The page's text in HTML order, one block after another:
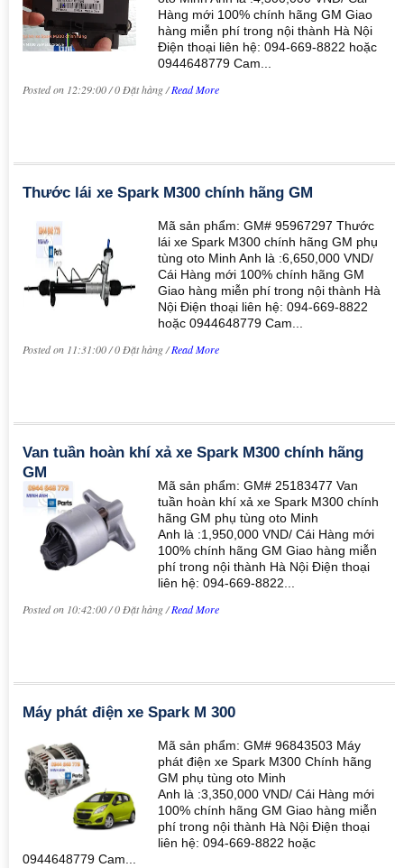
Hàng mới 100% chính hãng GM Giao
hàng miễn phí trong nội thành Hà Nội
Điện thoại liên hệ: 094-669-8822 hoặc
0944648779 Cam...
Posted on 12:29:00 / 0 Đặt hàng /Read More
Thước lái xe Spark M300 chính hãng GM
Mã sản phẩm: GM# 95967297 Thước
lái xe Spark M300 chính hãng GM phụ
tùng oto Minh Anh là :6,650,000 VND/
Cái Hàng mới 100% chính hãng GM
Giao hàng miễn phí trong nội thành Hà
Nội Điện thoại liên hệ: 094-669-8822
hoặc 0944648779 Cam...
Posted on 11:31:00 / 0 Đặt hàng /Read More
Van tuần hoàn khí xả xe Spark M300 chính hãng
GM
Mã sản phẩm: GM# 25183477 Van
tuần hoàn khí xả xe Spark M300 chính
hãng GM phụ tùng oto Minh
Anh là :1,950,000 VND/ Cái Hàng mới
100% chính hãng GM Giao hàng miễn
phí trong nội thành Hà Nội Điện thoại
liên hệ: 094-669-8822...
Posted on 10:42:00 / 0 Đặt hàng /Read More
Máy phát điện xe Spark M 300
Mã sản phẩm: GM# 96843503 Máy
phát điện xe Spark M300 Chính hãng
GM phụ tùng oto Minh
Anh là :3,350,000 VND/ Cái Hàng mới
100% chính hãng GM Giao hàng miễn
phí trong nội thành Hà Nội Điện thoại
liên hệ: 094-669-8822 hoặc
0944648779 Cam...